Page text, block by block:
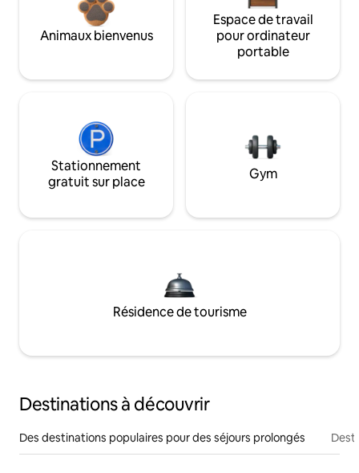
Animaux bienvenus
Espace de travail
pour ordinateur
portable
Stationnement
gratuit sur place
Gym
Résidence de tourisme
Destinations à découvrir
Des destinations populaires pour des séjours prolongés